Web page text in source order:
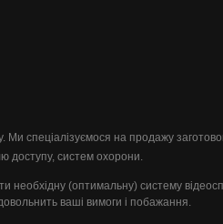
Ми спеціалізуємося на продажу
доступу, систем охорони.
необхідну (оптимальну) систему
ваші вимоги і побажання.